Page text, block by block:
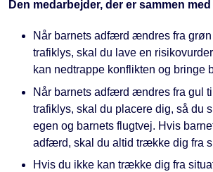
Den medarbejder, der er sammen
Når barnets adfærd ændres fra
trafiklys, skal du lave en
kan nedtrappe konflikten og bringe
Når barnets adfærd ændres fra gul
trafiklys, skal du placere dig, så du
egen og barnets flugtvej. Hvis
adfærd, skal du altid trække dig fra
Hvis du ikke kan trække dig fra